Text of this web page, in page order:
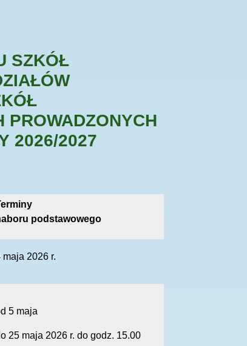
SZKÓŁ
PROWADZONYCH
2026/2027
podstawowego
maja 2026 r.
5 maja
25 maja 2026 r. do godz. 15.00